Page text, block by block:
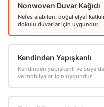
Nonwoven Duvar Kağıdı
Nefes alabilen, doğal elyaf
dokulu duvarlar için uygundur.
Kendinden Yapışkanlı
Kendinden yapışkanlı ve suya
ve mobilyalar için uygundur.